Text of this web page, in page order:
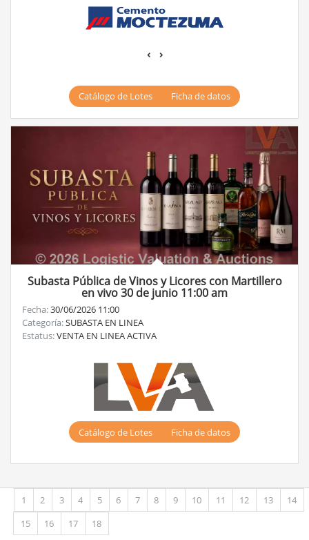
‹ ›
Catálogo de Lotes Ficha de datos
Subasta Pública de Vinos y Licores con Martillero
en vivo 30 de junio 11:00 am
Fecha:30/06/2026 11:00
Categoría:SUBASTA EN LINEA
Estatus:VENTA EN LINEA ACTIVA
Catálogo de Lotes Ficha de datos
1 2 3 4 5 6 7 8 9 10 11 12 13
14
15
16 17 18